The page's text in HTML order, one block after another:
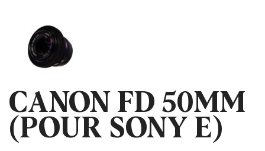
CANON FD 50MM
(POUR SONY E)